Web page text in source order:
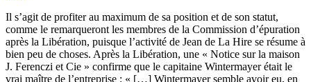
Il s’agit de profiter au maximum de sa position et de son statut,
comme le remarqueront les membres de la Commission d’épuration
après la Libération, puisque l’activité de Jean de La Hire se résume à
bien peu de choses. Après la Libération, une « Notice sur la maison
J. Ferenczi et Cie » confirme que le capitaine Wintermayer était le
vrai maître de l’entreprise : « […] Wintermayer semble avoir eu, en